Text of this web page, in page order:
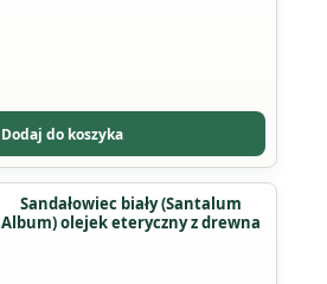
Dodaj do koszyka
Sandałowiec biały (Santalum
Album) olejek eteryczny z drewna